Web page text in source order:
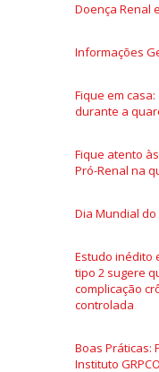
Doença Renal
Informações
Fique em
durante a
Fique atento
Pró-Renal na
Dia Mundial do
Estudo inédito
tipo 2 sugere
complicação
controlada
Boas Práticas:
Instituto